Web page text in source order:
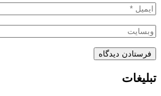
تبلیغات